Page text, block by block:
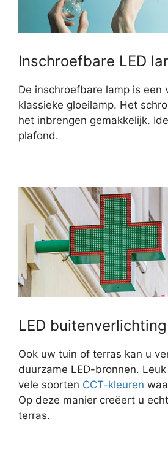
Inschroefbare LED
De inschroefbare lamp is een
klassieke gloeilamp. Het
het inbrengen gemakkelijk.
plafond.
LED buitenverlichting
Ook uw tuin of terras kan u
duurzame LED-bronnen.
vele soorten CCT-kleuren
Op deze manier creëert u
terras.